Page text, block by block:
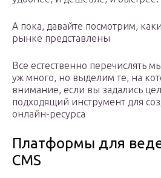
А пока, давайте посмотрим,
рынке представлены
Все естественно перечислять
уж много, но выделим те, на
внимание, если вы задались
подходящий инструмент для
онлайн-ресурса
Платформы для
CMS